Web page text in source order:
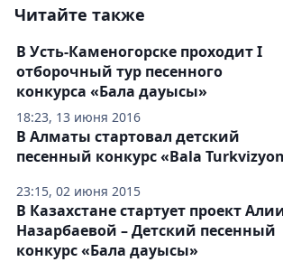
Читайте также
18:23, 13 июня 2016
В Усть-Каменогорске проходит I
отборочный тур песенного
конкурса «Бала дауысы»
23:15, 02 июня 2015
В Алматы стартовал детский
песенный конкурс «Bala
В Казахстане стартует проект
Назарбаевой – Детский песенный
конкурс «Бала дауысы»